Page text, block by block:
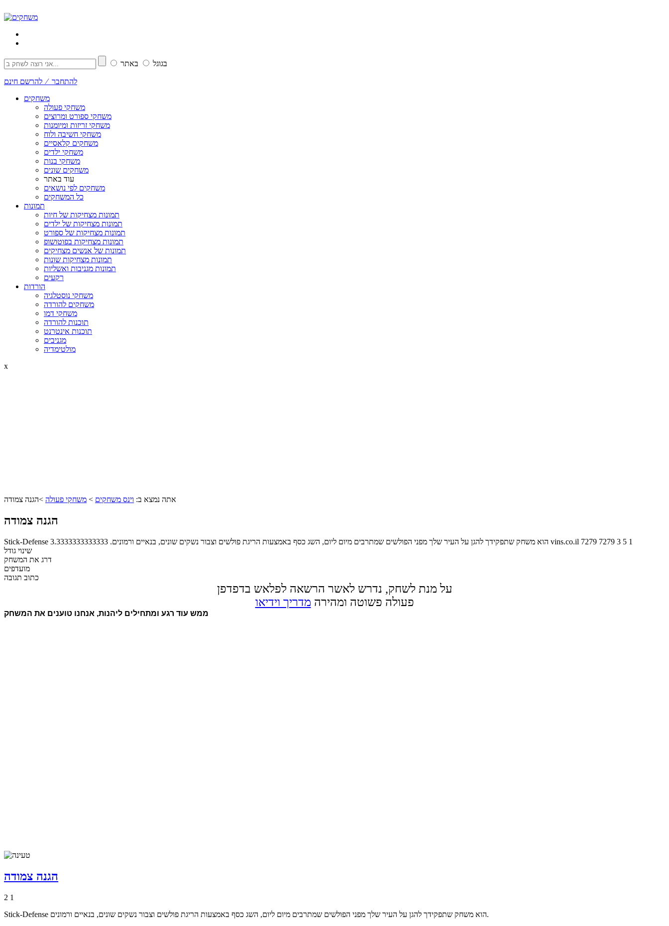
בגוגל באתר
להתחבר ⁄ להרשם חינם
משחקים
משחקי פעולה
משחקי ספורט ומרוצים
משחקי זריזות ומיומנות
משחקי חשיבה ולוח
משחקים קלאסיים
משחקי ילדים
משחקי בנות
משחקים שונים
עוד באתר
משחקים לפי נושאים
כל המשחקים
תמונות
תמונות מצחיקות של חיות
תמונות מצחיקות של ילדים
תמונות מצחיקות של ספורט
תמונות מצחיקות בפוטושופ
תמונות של אנשים מצחיקים
תמונות מצחיקות שונות
תמונות מגניבות ואשליות
רקעים
הורדות
משחקי נוסטלגיה
משחקים להורדה
משחקי דמו
תוכנות להורדה
תוכנות אינטרנט
מגניבים
מולטימדיה
x
אתה נמצא ב: וינס משחקים > משחקי פעולה >הגנה צמודה
הגנה צמודה
Stick-Defense הוא משחק שתפקידך להגן על העיר שלך מפני הפולשים שמתרבים מיום ליום, השג כסף באמצעות הריגת פולשים וצבור נשקים שונים, בנאיים ורמונים. 3.3333333333333 vins.co.il 7279 7279 3 5 1
שינוי גודל
דרג את המשחק
מועדפים
כתוב תגובה
על מנת לשחק, נדרש לאשר הרשאה לפלאש בדפדפן
פעולה פשוטה ומהירה מדריך וידיאו
ממש עוד רגע ומתחילים ליהנות, אנחנו טוענים את המשחק
הגנה צמודה
2 1
Stick-Defense הוא משחק שתפקידך להגן על העיר שלך מפני הפולשים שמתרבים מיום ליום, השג כסף באמצעות הריגת פולשים וצבור נשקים שונים, בנאיים ורמונים.